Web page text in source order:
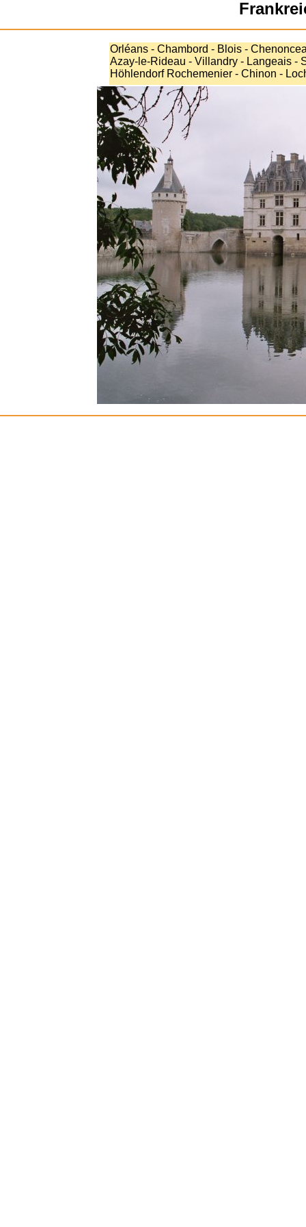
Orléans - Chambord - Blois -
Azay-le-Rideau - Villandry - Langeais -
Höhlendorf Rochemenier - Chinon -